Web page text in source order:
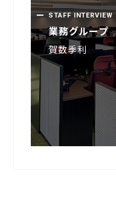
STAFF INTERVIEW
業務グループ
賀数季利
STAFF INTERVIEW
業務グループ
賀数季利